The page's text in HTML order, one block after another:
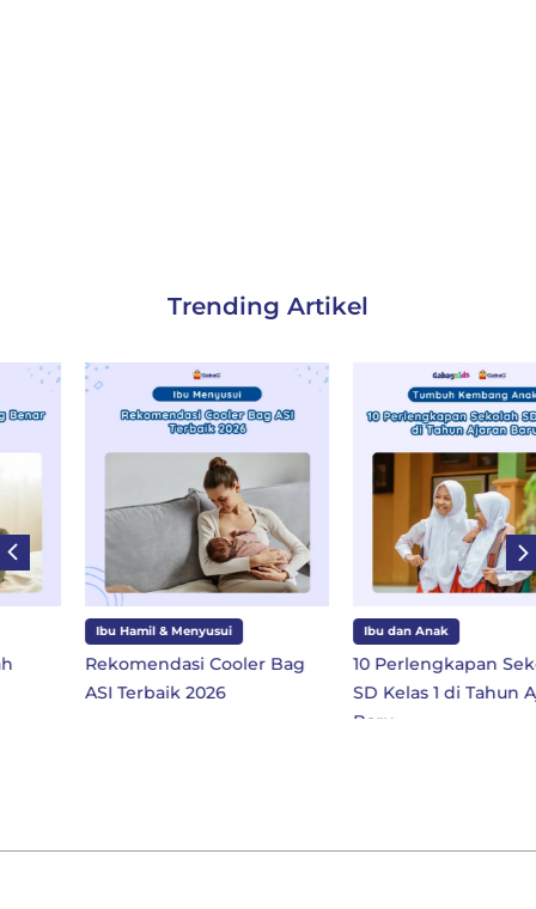
Trending Artikel
Ibu Hamil & Menyusui
Rekomendasi Cooler Bag
ASI Terbaik 2026
Ibu dan Anak
10 Perlengkapan Sekolah
SD Kelas 1 di Tahun Ajaran